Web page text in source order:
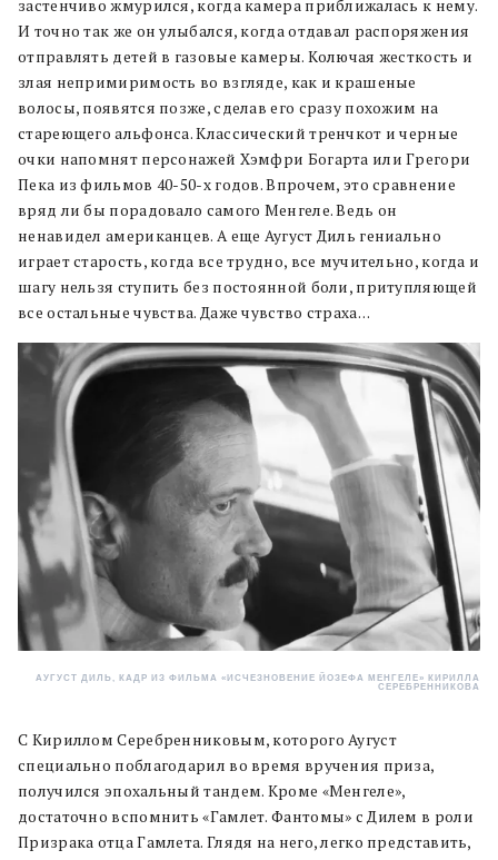
застенчиво жмурился, когда камера приближалась к нему.
И точно так же он улыбался, когда отдавал распоряжения
отправлять детей в газовые камеры. Колючая жесткость и
злая непримиримость во взгляде, как и крашеные
волосы, появятся позже, сделав его сразу похожим на
стареющего альфонса. Классический тренчкот и черные
очки напомнят персонажей Хэмфри Богарта или Грегори
Пека из фильмов 40-50-х годов. Впрочем, это сравнение
вряд ли бы порадовало самого Менгеле. Ведь он
ненавидел американцев. А еще Аугуст Диль гениально
играет старость, когда все трудно, все мучительно, когда и
шагу нельзя ступить без постоянной боли, притупляющей
все остальные чувства. Даже чувство страха…
АУГУСТ ДИЛЬ, КАДР ИЗ ФИЛЬМА «ИСЧЕЗНОВЕНИЕ ЙОЗЕФА МЕНГЕЛЕ» КИРИЛЛА
СЕРЕБРЕННИКОВА
С Кириллом Серебренниковым, которого Аугуст
специально поблагодарил во время вручения приза,
получился эпохальный тандем. Кроме «Менгеле»,
достаточно вспомнить «Гамлет. Фантомы» с Дилем в роли
Призрака отца Гамлета. Глядя на него, легко представить,